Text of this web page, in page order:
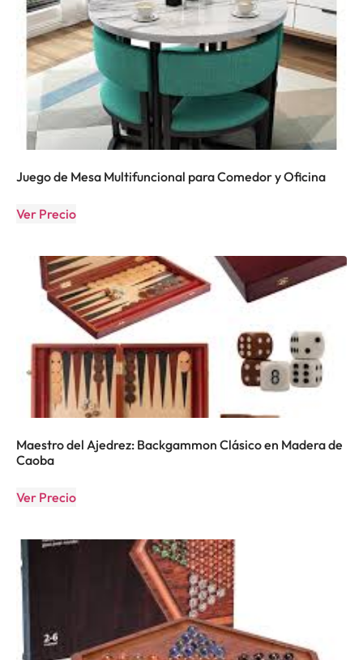
Juego de Mesa Multifuncional para Comedor y Oficina
Ver Precio
Maestro del Ajedrez: Backgammon Clásico en Madera de
Caoba
Ver Precio